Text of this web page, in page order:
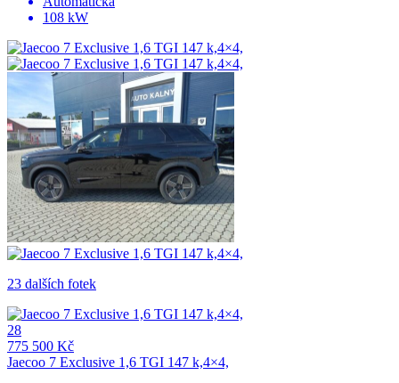
108 kW
23 dalších fotek
28
775 500 Kč
Jaecoo 7 Exclusive 1,6 TGI 147 k,4×4,